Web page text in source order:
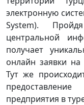
электронную
System).
центральной
получает
онлайн заявки
Тут же
предприятия в